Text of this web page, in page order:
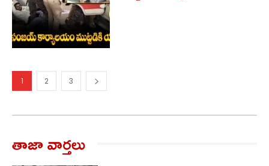
1 2 3
తాజా వార్త‌లు